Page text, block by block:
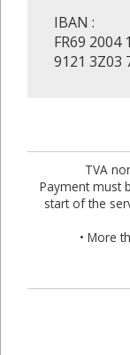
IBAN :
FR69 2004
9121 3Z03
TVA
Payment must
start of the
• More